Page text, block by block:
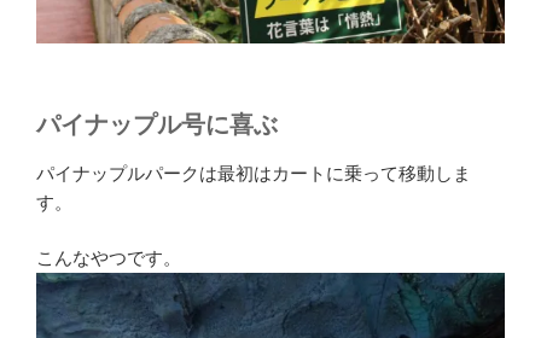
パイナップル号に喜ぶ
パイナップルパークは最初はカートに乗って移動しま
す。
こんなやつです。